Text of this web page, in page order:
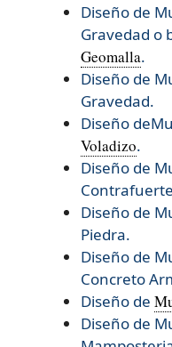
Diseño de
Gravedad o
Geomalla.
Diseño de
Gravedad.
Diseño
Voladizo.
Diseño de
Diseño de
Piedra.
Diseño de
Concreto
Diseño de
Diseño de